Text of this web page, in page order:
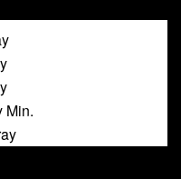
Min.